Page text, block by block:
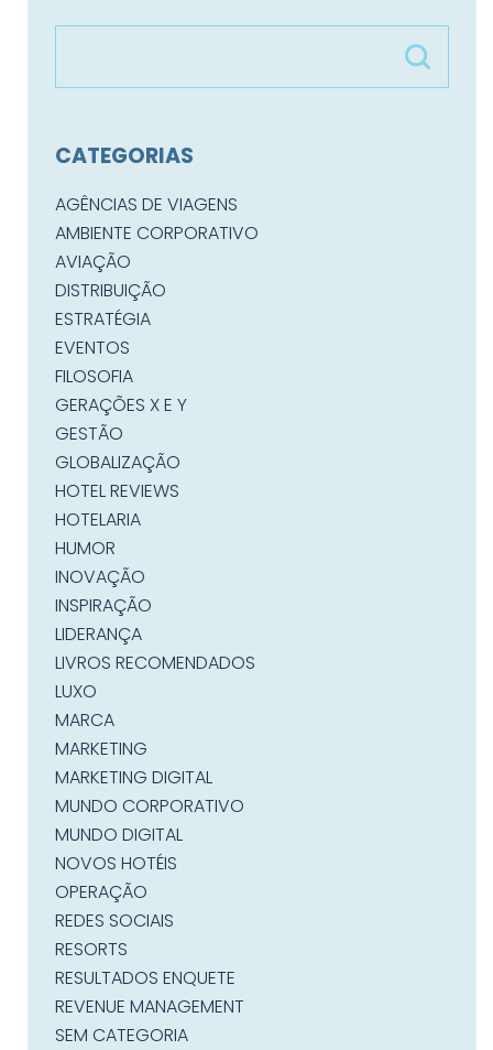
CATEGORIAS
AGÊNCIAS DE VIAGENS
AMBIENTE CORPORATIVO
AVIAÇÃO
DISTRIBUIÇÃO
ESTRATÉGIA
EVENTOS
FILOSOFIA
GERAÇÕES X E Y
GESTÃO
GLOBALIZAÇÃO
HOTEL REVIEWS
HOTELARIA
HUMOR
INOVAÇÃO
INSPIRAÇÃO
LIDERANÇA
LIVROS RECOMENDADOS
LUXO
MARCA
MARKETING
MARKETING DIGITAL
MUNDO CORPORATIVO
MUNDO DIGITAL
NOVOS HOTÉIS
OPERAÇÃO
REDES SOCIAIS
RESORTS
RESULTADOS ENQUETE
REVENUE MANAGEMENT
SEM CATEGORIA